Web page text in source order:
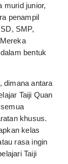
murid junior,
penampil
SMP,
bentuk
dimana antara
Taiji Quan
khusus.
kelas
rasa ingin
Taiji